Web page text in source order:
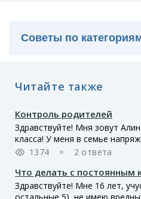
Читайте также
Контроль родителей
Здравствуйте! Мня зовут
класса! У меня в семье
1374
2 ответа
Что делать с постоянным
Здравствуйте! Мне 16 лет,